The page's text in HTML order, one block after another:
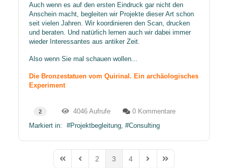
​Auch wenn es auf den ersten Eindruck gar nicht den
Anschein macht, begleiten wir Projekte dieser Art schon
seit vielen Jahren. Wir koordinieren den Scan, drucken
und beraten. Und natürlich lernen auch wir dabei immer
wieder Interessantes aus antiker Zeit.
Also wenn Sie mal schauen wollen...
Die Bronzestatuen vom Quirinal. Ein archäologisches
Experiment
2 4046 Aufrufe
0 Kommentare
Markiert in:
Projektbegleitung Consulting
First PagePrevious Page
2 3 4
Next PageLast Page